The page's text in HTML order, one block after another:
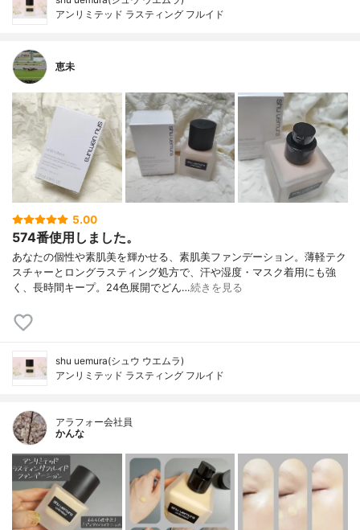
アンリミテッド ラスティング フルイド
恵未
5.00
574番使用しました。
あなたの個性や素肌美を輝かせる、素肌美ファンデーション。薄軽テク
スチャーとロングラスティング処方で、汗や湿度・マスク着用にも強
く、長時間キープ。24色展開でどん…続きを見る
shu uemura(シュウ ウエムラ)
アンリミテッド ラスティング フルイド
アラフォー会社員
かんな